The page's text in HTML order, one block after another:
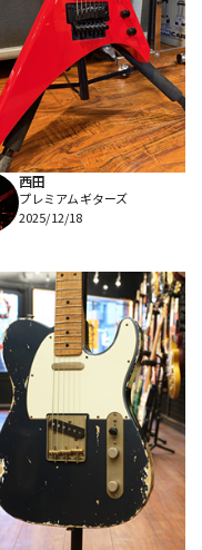
西田
プレミアムギターズ
2025/12/18